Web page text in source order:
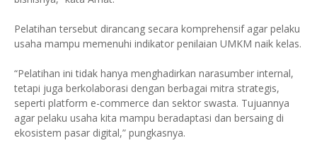
Pelatihan tersebut dirancang secara komprehensif agar pelaku
usaha mampu memenuhi indikator penilaian UMKM naik kelas.
“Pelatihan ini tidak hanya menghadirkan narasumber internal,
tetapi juga berkolaborasi dengan berbagai mitra strategis,
seperti platform e-commerce dan sektor swasta. Tujuannya
agar pelaku usaha kita mampu beradaptasi dan bersaing di
ekosistem pasar digital,” pungkasnya.